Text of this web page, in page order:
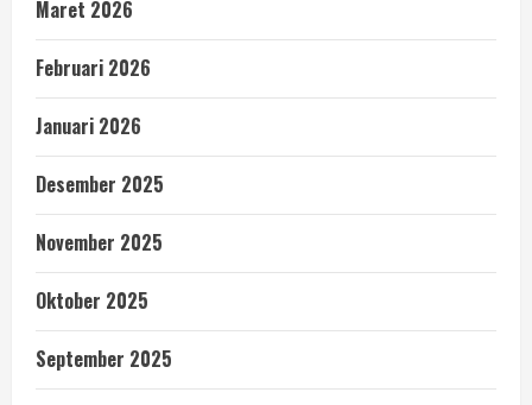
Maret 2026
Februari 2026
Januari 2026
Desember 2025
November 2025
Oktober 2025
September 2025